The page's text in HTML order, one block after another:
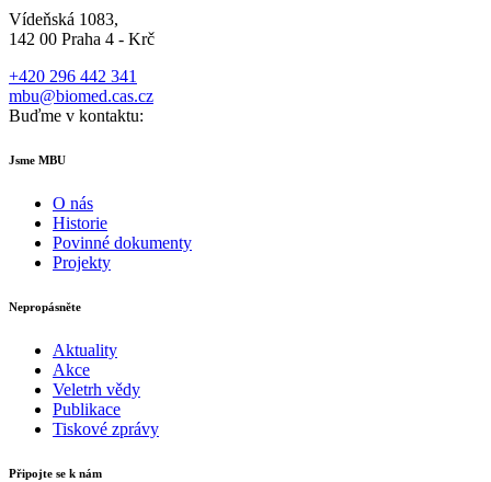
Vídeňská 1083,
142 00 Praha 4 - Krč
+420 296 442 341
mbu@biomed.cas.cz
Buďme v kontaktu:
Jsme MBU
O nás
Historie
Povinné dokumenty
Projekty
Nepropásněte
Aktuality
Akce
Veletrh vědy
Publikace
Tiskové zprávy
Připojte se k nám